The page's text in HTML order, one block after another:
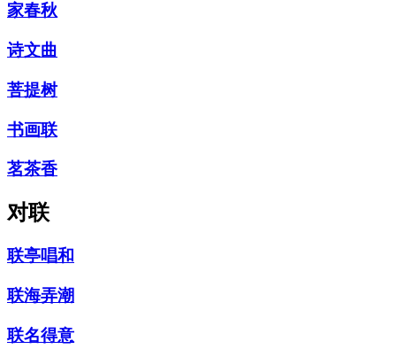
家春秋
诗文曲
菩提树
书画联
茗茶香
对联
联亭唱和
联海弄潮
联名得意